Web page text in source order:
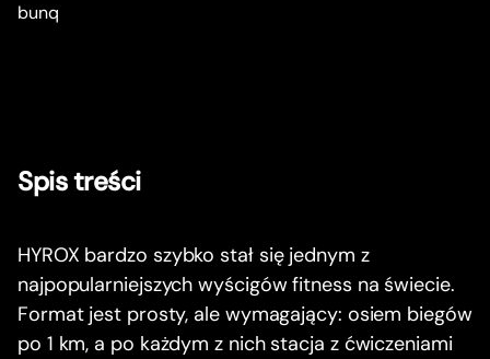
bunq
Spis treści
HYROX bardzo szybko stał się jednym z
najpopularniejszych wyścigów fitness na świecie.
Format jest prosty, ale wymagający: osiem biegów
po 1 km, a po każdym z nich stacja z ćwiczeniami